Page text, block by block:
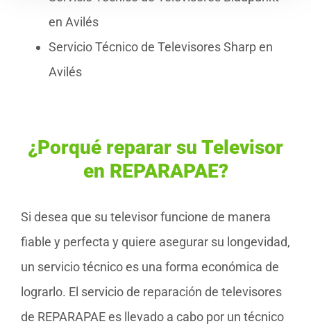
en Avilés
Servicio Técnico de Televisores Sharp en
Avilés
¿Porqué reparar su Televisor
en REPARAPAE?
Si desea que su televisor funcione de manera
fiable y perfecta y quiere asegurar su longevidad,
un servicio técnico es una forma económica de
lograrlo. El servicio de reparación de televisores
de REPARAPAE es llevado a cabo por un técnico